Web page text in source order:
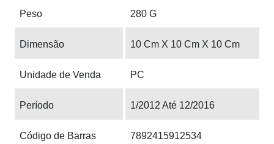
Peso 280 G
Dimensão 10 Cm X 10 Cm X 10 Cm
Unidade de Venda PC
Período 1/2012 Até 12/2016
Código de Barras 7892415912534